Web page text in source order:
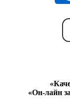
«Он-лайн